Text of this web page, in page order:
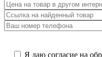
Я даю согласие на